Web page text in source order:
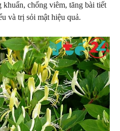
chống viêm, tăng bài tiết
và trị sỏi mật hiệu quả.